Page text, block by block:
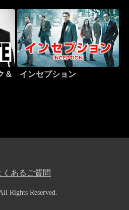
＆
インセプション
くあるご質問
Rights Reserved.